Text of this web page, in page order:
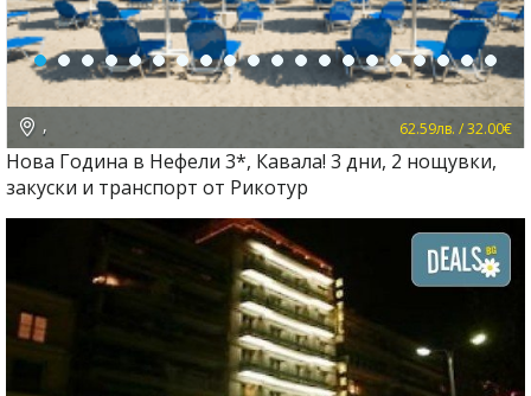
, 62.59лв. / 32.00€
Нова Година в Нефели 3*, Кавала! 3 дни, 2 нощувки,
закуски и транспорт от Рикотур